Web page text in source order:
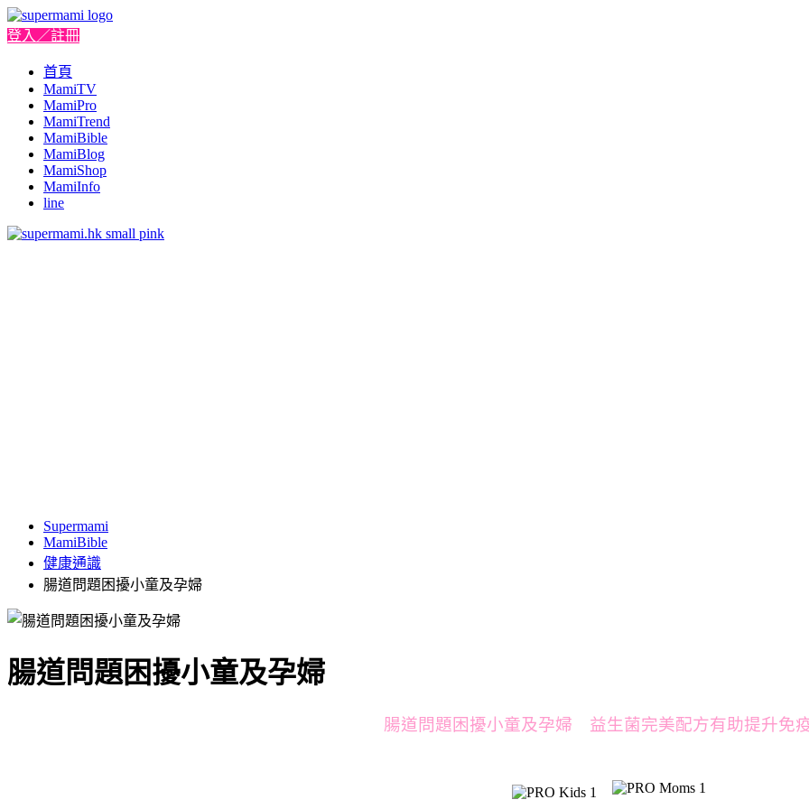
登入／註冊
首頁
MamiTV
MamiPro
MamiTrend
MamiBible
MamiBlog
MamiShop
MamiInfo
line
Supermami
MamiBible
健康通識
腸道問題困擾小童及孕婦
腸道問題困擾小童及孕婦
腸道問題困擾小童及孕婦 益生菌完美配方有助提升免